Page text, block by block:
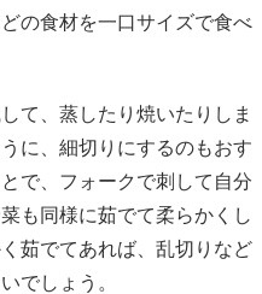
の食材を一口サイズで食べ
て、蒸したり焼いたりしま
に、細切りにするのもおす
で、フォークで刺して自分
も同様に茹でて柔らかくし
茹でてあれば、乱切りなど
でしょう。